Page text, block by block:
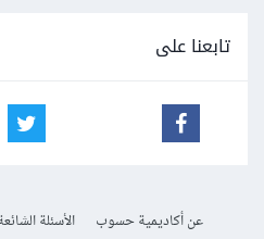
تابعنا على
عن أكاديمية حسوب الأسئلة الشائعة